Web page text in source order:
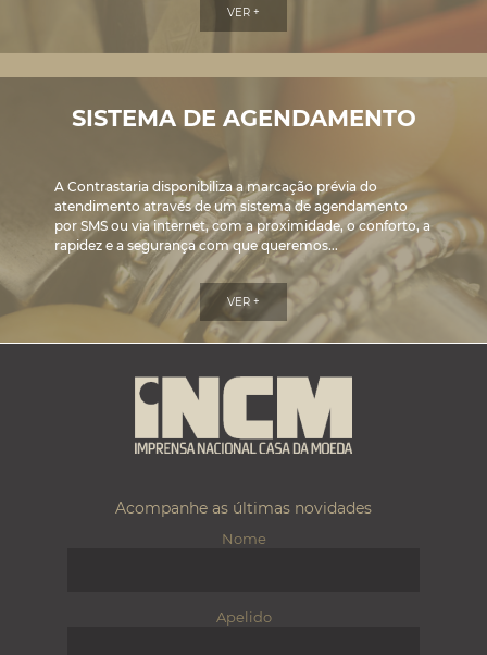
VER +
SISTEMA DE AGENDAMENTO
A Contrastaria disponibiliza a marcação prévia do
atendimento através de um sistema de agendamento
por SMS ou via internet, com a proximidade, o conforto, a
rapidez e a segurança com que queremos...
VER +
Acompanhe as últimas novidades
Nome
Apelido